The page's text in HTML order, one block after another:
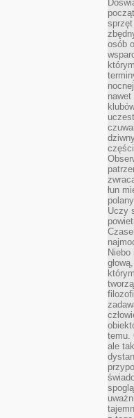
osób
łun
Uczy
temu.
ale